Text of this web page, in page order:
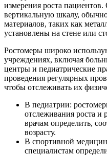
измерения роста
вертикальную шкалу,
материалов, таких как
установлены на стене или
Ростомеры широко
учреждениях, включая
центры и педиатрические
проведения регулярных
чтобы отслеживать их
В педиатрии:
отслеживания роста и
врачам определить,
возрасту.
В спортивной
специалистам